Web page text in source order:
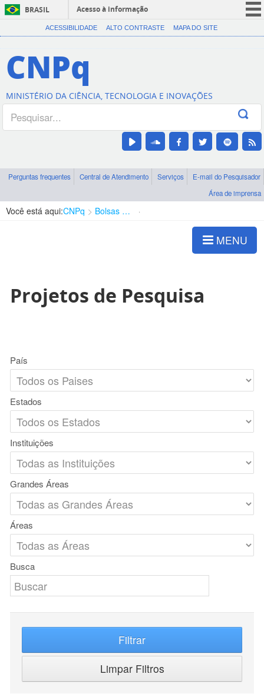
BRASIL
Acesso à informação
CORONAVÍRUS (COVID-19)
Canais
ACESSIBILIDADE ALTO CONTRASTE MAPA DO SITE
CNPq
MINISTÉRIO DA CIÊNCIA, TECNOLOGIA E INOVAÇÕES
Perguntas frequentes Central de Atendimento Serviços
E-mail do Pesquisador
Área de imprensa
Você está aqui:CNPq Bolsas e Auxílios Vigentes
MENU
Projetos de Pesquisa
País
Estados
Instituições
Grandes Áreas
Áreas
Busca
Filtrar
Limpar Filtros